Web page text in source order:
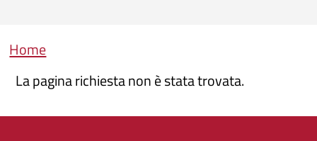
Briciole di pane
Home
La pagina richiesta non è stata trovata.